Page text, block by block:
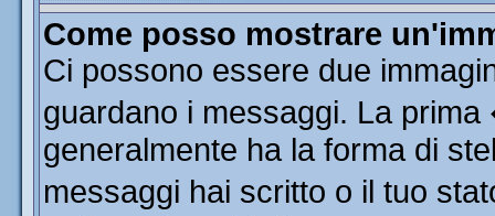
Come posso mostrare
Ci possono essere due
guardano i messaggi. La
generalmente ha la forma di
messaggi hai scritto o il tuo